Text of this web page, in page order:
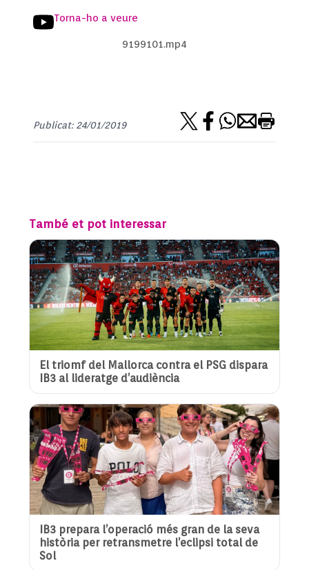
Torna-ho a veure
9199101.mp4
Publicat: 24/01/2019
També et pot interessar
El triomf del Mallorca contra el PSG dispara
IB3 al lideratge d’audiència
IB3 prepara l’operació més gran de la seva
història per retransmetre l’eclipsi total de
Sol